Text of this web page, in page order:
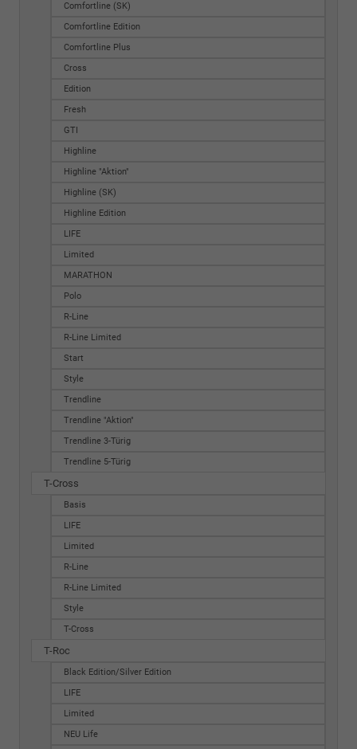
Comfortline (SK)
Comfortline Edition
Comfortline Plus
Cross
Edition
Fresh
GTI
Highline
Highline "Aktion"
Highline (SK)
Highline Edition
LIFE
Limited
MARATHON
Polo
R-Line
R-Line Limited
Start
Style
Trendline
Trendline "Aktion"
Trendline 3-Türig
Trendline 5-Türig
T-Cross
Basis
LIFE
Limited
R-Line
R-Line Limited
Style
T-Cross
T-Roc
Black Edition/Silver Edition
LIFE
Limited
NEU Life